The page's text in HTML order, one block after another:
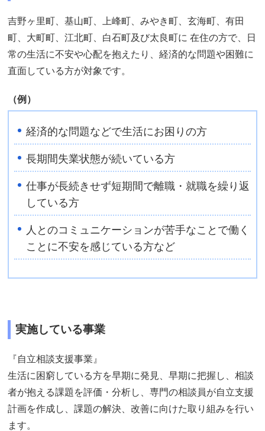
吉野ヶ里町、基山町、上峰町、みやき町、玄海町、有田
町、大町町、江北町、白石町及び太良町に 在住の方で、日
常の生活に不安や心配を抱えたり、経済的な問題や困難に
直面している方が対象です。
（例）
経済的な問題などで生活にお困りの方
長期間失業状態が続いている方
仕事が長続きせず短期間で離職・就職を繰り返
している方
人とのコミュニケーションが苦手なことで働く
ことに不安を感じている方など
実施している事業
『自立相談支援事業』
生活に困窮している方を早期に発見、早期に把握し、相談
者が抱える課題を評価・分析し、専門の相談員が自立支援
計画を作成し、課題の解決、改善に向けた取り組みを行い
ます。